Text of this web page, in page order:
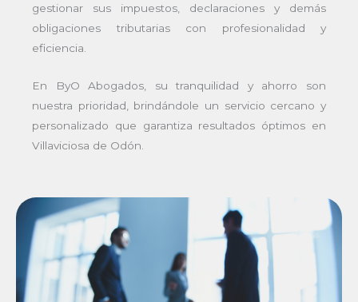
gestionar sus impuestos, declaraciones y demás
obligaciones tributarias con profesionalidad y
eficiencia.
En ByO Abogados, su tranquilidad y ahorro son
nuestra prioridad, brindándole un servicio cercano y
personalizado que garantiza resultados óptimos en
Villaviciosa de Odón.